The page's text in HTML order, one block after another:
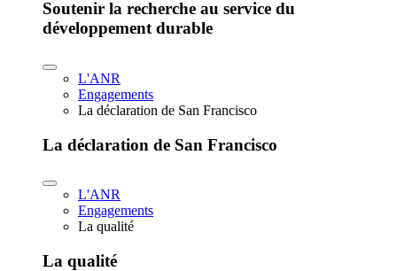
Soutenir la recherche au service du
développement durable
L'ANR
Engagements
La déclaration de San Francisco
La déclaration de San Francisco
L'ANR
Engagements
La qualité
La qualité